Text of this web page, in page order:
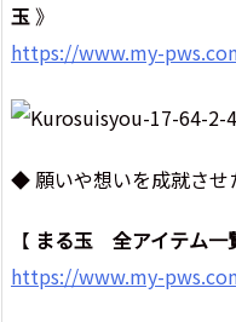
玉》
https://www.my-
◆ 願いや想いを成就させ
【 まる玉 全アイテム一
https://www.my-